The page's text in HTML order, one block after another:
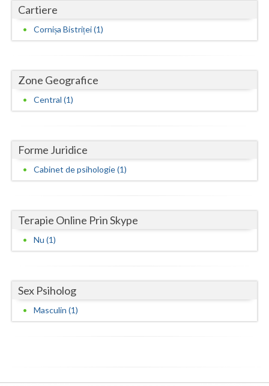
Ilfov
Maramures
Mures
Neamt
Prahova
Sibiu
Timis
Tulcea
Cartiere
Cornișa Bistriței (1)
Zone Geografice
Central (1)
Forme Juridice
Cabinet de psihologie (1)
Terapie Online Prin Skype
Nu (1)
Sex Psiholog
Masculin (1)